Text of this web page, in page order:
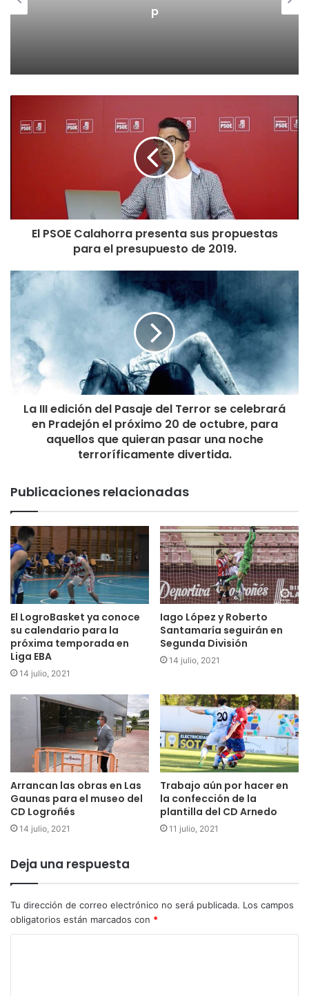
p
El PSOE Calahorra presenta sus propuestas
para el presupuesto de 2019.
La III edición del Pasaje del Terror se celebrará
en Pradejón el próximo 20 de octubre, para
aquellos que quieran pasar una noche
terroríficamente divertida.
Publicaciones relacionadas
El LogroBasket ya conoce
su calendario para la
próxima temporada en
Liga EBA
14 julio, 2021
Iago López y Roberto
Santamaría seguirán en
Segunda División
14 julio, 2021
Arrancan las obras en Las
Gaunas para el museo del
CD Logroñés
14 julio, 2021
Trabajo aún por hacer en
la confección de la
plantilla del CD Arnedo
11 julio, 2021
Deja una respuesta
Tu dirección de correo electrónico no será publicada. Los campos
obligatorios están marcados con *